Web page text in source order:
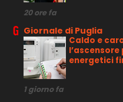
20 ore fa
Giornale di Puglia
Caldo e
energetici
1 giorno fa